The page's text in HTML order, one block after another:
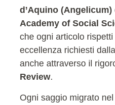
d’Aquino (Angelicum)
Academy of Social
che ogni articolo
eccellenza richiesti
anche attraverso il
Review.
Ogni saggio migrato